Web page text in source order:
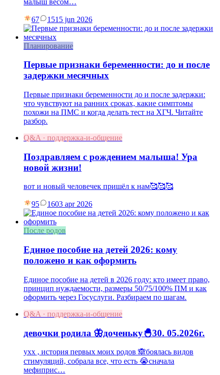
67 1515 jun 2026
Планирование
Первые признаки беременности: до и после
задержки месячных
Первые признаки беременности до и после задержки:
что чувствуют на ранних сроках, какие симптомы
похожи на ПМС и когда делать тест на ХГЧ. Читайте
разбор.
Q&A · поддержка-и-общение
Поздравляем с рождением малыша! Ура
новой жизни!
вот и новый человечек пришёл к нам🥰🥰🥰
95 1603 apr 2026
После родов
Единое пособие на детей 2026: кому
положено и как оформить
Единое пособие на детей в 2026 году: кто имеет право,
принцип нуждаемости, размеры 50/75/100% ПМ и как
оформить через Госуслуги. Разбираем по шагам.
Q&A · поддержка-и-общение
девочки родила 🦋доченьку🐣30. 05.2026г.
ухх , история первых моих родов 🙈боялась видов
стимуляций, собрала все, что есть 😭сначала
мефиприс…